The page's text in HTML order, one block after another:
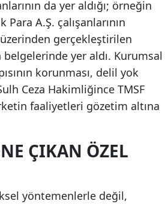
Şanlıurfa
Van
Yozgat
Aksaray
Karaman
da yer aldığı; örneğin
A.Ş. çalışanlarının
gerçekleştirilen
yer aldı. Kurumsal
korunması, delil yok
Ceza Hakimliğince TMSF
faaliyetleri gözetim altına
ÇIKAN ÖZEL
yöntemenlerle değil,